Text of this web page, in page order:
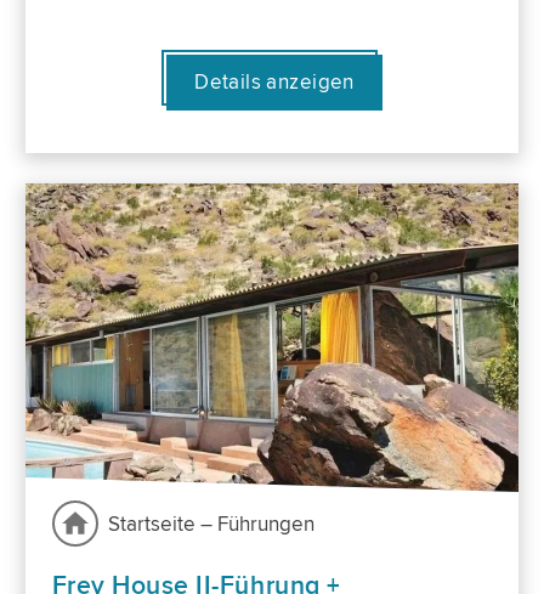
Details anzeigen
Startseite – Führungen
Frey House II-Führung +